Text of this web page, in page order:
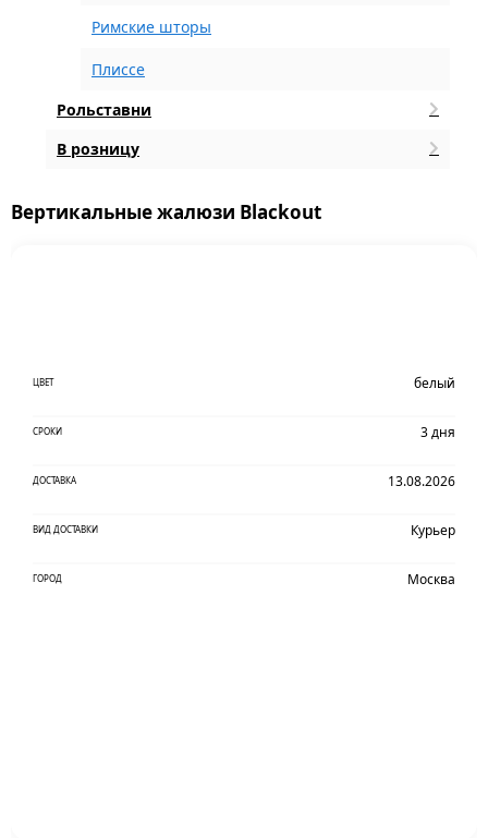
Римские шторы
Плиссе
Рольставни
В розницу
Вертикальные жалюзи Blackout
ЦВЕТ белый
СРОКИ 3 дня
ДОСТАВКА 13.08.2026
ВИД ДОСТАВКИ Курьер
ГОРОД Москва